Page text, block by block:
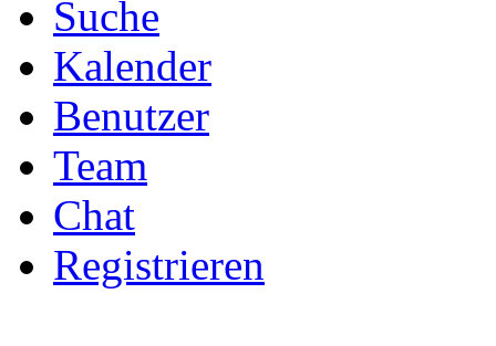
Suche
Kalender
Benutzer
Team
Chat
Registrieren